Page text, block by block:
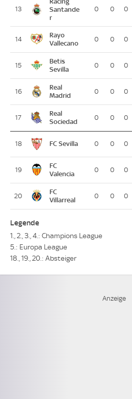
13
Santande
r
0 0 0
14
Rayo
Vallecano
0 0 0
15
Betis
Sevilla
0 0 0
16
Real
Madrid
0 0 0
17
Real
Sociedad
0 0 0
18 FC Sevilla 0 0 0
19
FC
Valencia
0 0 0
20
FC
Villarreal
0 0 0
Legende
1., 2., 3., 4.: Champions League
5.: Europa League
18., 19., 20.: Absteiger